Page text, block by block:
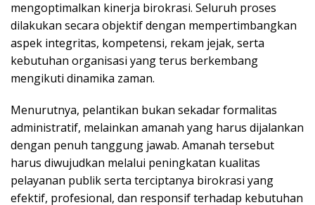
mengoptimalkan kinerja birokrasi. Seluruh proses
dilakukan secara objektif dengan mempertimbangkan
aspek integritas, kompetensi, rekam jejak, serta
kebutuhan organisasi yang terus berkembang
mengikuti dinamika zaman.
Menurutnya, pelantikan bukan sekadar formalitas
administratif, melainkan amanah yang harus dijalankan
dengan penuh tanggung jawab. Amanah tersebut
harus diwujudkan melalui peningkatan kualitas
pelayanan publik serta terciptanya birokrasi yang
efektif, profesional, dan responsif terhadap kebutuhan